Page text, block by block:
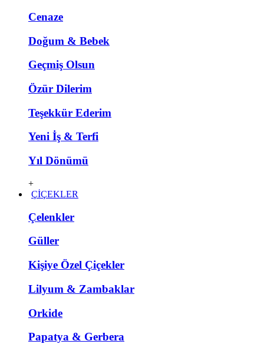
Cenaze
Doğum & Bebek
Geçmiş Olsun
Özür Dilerim
Teşekkür Ederim
Yeni İş & Terfi
Yıl Dönümü
+
ÇİÇEKLER
Çelenkler
Güller
Kişiye Özel Çiçekler
Lilyum & Zambaklar
Orkide
Papatya & Gerbera